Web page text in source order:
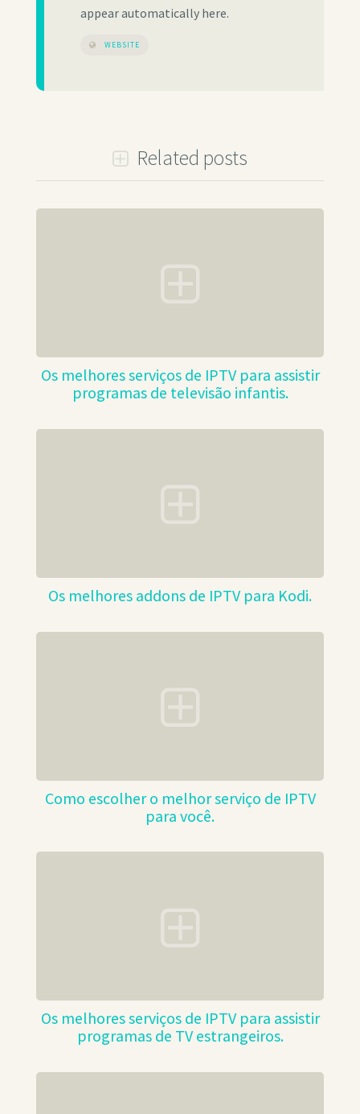
appear automatically here.
WEBSITE
Related posts
Os melhores serviços de IPTV para assistir
programas de televisão infantis.
Os melhores addons de IPTV para Kodi.
Como escolher o melhor serviço de IPTV
para você.
Os melhores serviços de IPTV para assistir
programas de TV estrangeiros.